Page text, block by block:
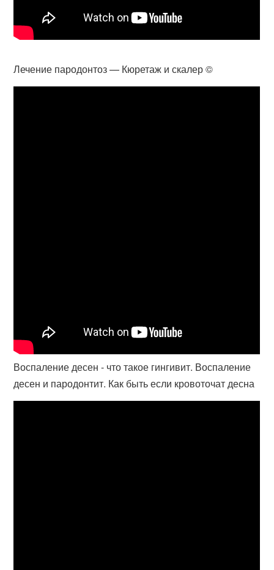
Лечение пародонтоз — Кюретаж и скалер ©
Воспаление десен - что такое гингивит. Воспаление
десен и пародонтит. Как быть если кровоточат десна